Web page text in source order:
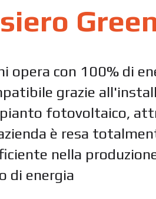
opera con 100% di
grazie
fotovoltaico,
è resa
nella
di energia